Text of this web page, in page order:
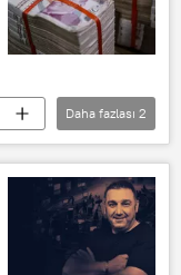
Daha fazlası 2